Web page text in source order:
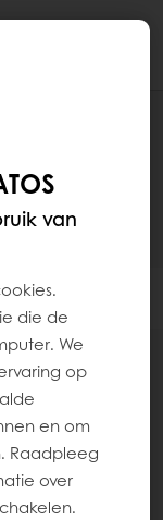
van
die de
We
op
en om
Raadpleeg
over